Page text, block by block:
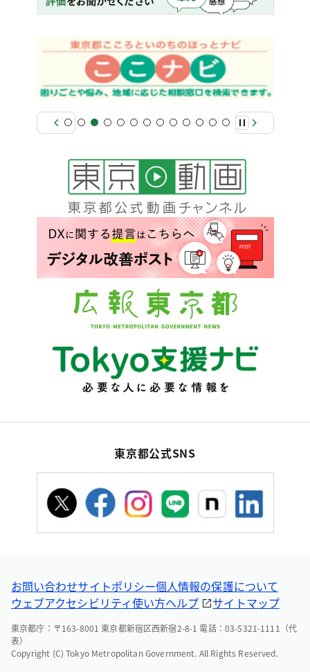
東京都公式SNS
お問い合わせサイトポリシー個人情報の保護について
ウェブアクセシビリティ使い方ヘルプ サイトマップ
東京都庁：〒163-8001 東京都新宿区西新宿2-8-1 電話：03-5321-1111（代
表）
Copyright (C) Tokyo Metropolitan Government. All Rights Reserved.